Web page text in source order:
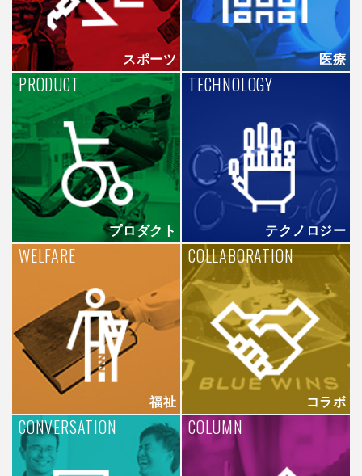
スポーツ 医療
プロダクト
PRODUCT
テクノロジー
TECHNOLOGY
福祉
WELFARE
コラボ
COLLABORATION
CONVERSATION COLUMN